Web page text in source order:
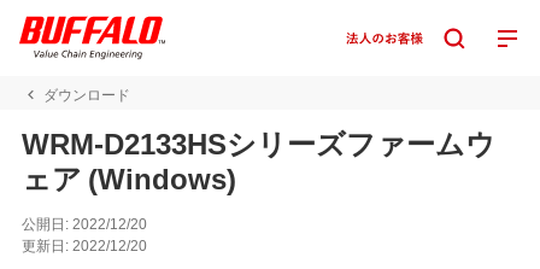
ダウンロード
WRM-D2133HSシリーズファームウ
ェア (Windows)
公開日:2022/12/20
更新日:2022/12/20